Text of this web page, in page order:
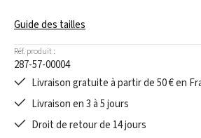
Guide des tailles
Réf. produit :
287-57-00004
Livraison gratuite à partir de 50 € en
Livraison en 3 à 5 jours
Droit de retour de 14 jours